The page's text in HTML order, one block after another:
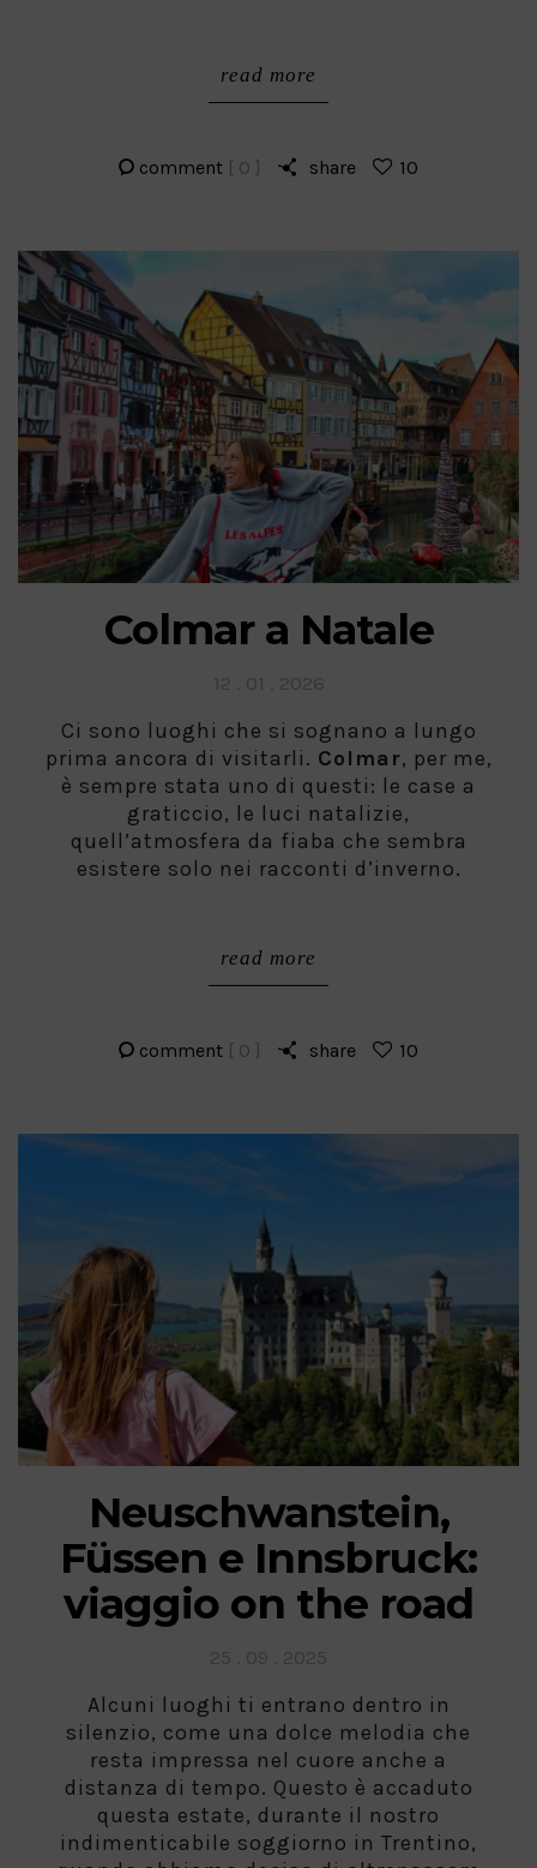
read more
comment [ 0 ] share 10
Colmar a Natale
Ci sono luoghi che si sognano a lungo
prima ancora di visitarli. Colmar, per me,
è sempre stata uno di questi: le case a
graticcio, le luci natalizie,
quell’atmosfera da fiaba che sembra
esistere solo nei racconti d’inverno.
read more
comment [ 0 ] share 10
Neuschwanstein,
Füssen e Innsbruck:
viaggio on the road
Alcuni luoghi ti entrano dentro in
silenzio, come una dolce melodia che
resta impressa nel cuore anche a
distanza di tempo. Questo è accaduto
questa estate, durante il nostro
indimenticabile soggiorno in Trentino,